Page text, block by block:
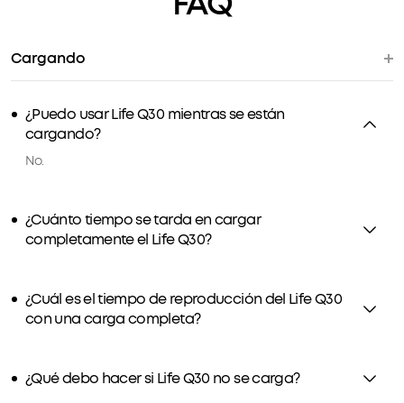
Cargando
¿Puedo usar Life Q30 mientras se están
cargando?
No.
¿Cuánto tiempo se tarda en cargar
completamente el Life Q30?
¿Cuál es el tiempo de reproducción del Life Q30
con una carga completa?
¿Qué debo hacer si Life Q30 no se carga?